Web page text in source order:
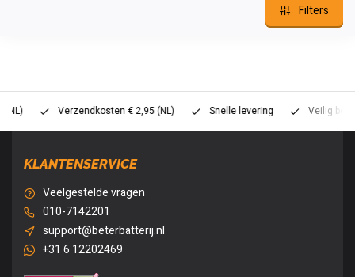
Filters
Verzendkosten € 2,95 (NL) Snelle levering Veilig betalen
KLANTENSERVICE
Veelgestelde vragen
010-7142201
support@beterbatterij.nl
+31 6 12202469